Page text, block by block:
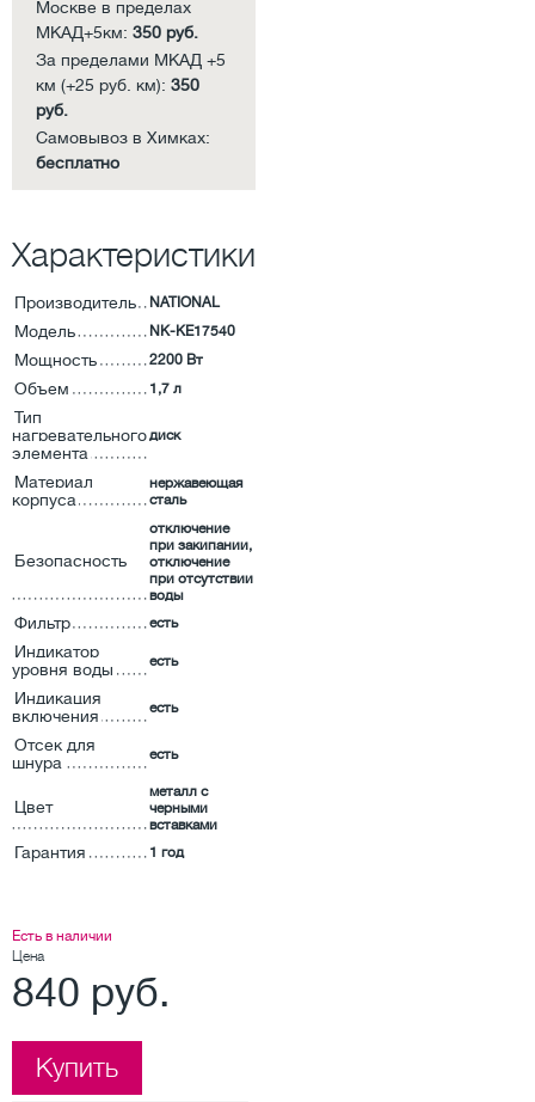
Москве в пределах
МКАД+5км: 350 руб.
За пределами МКАД +5
км (+25 руб. км): 350
руб.
Самовывоз в Химках:
бесплатно
Характеристики
Производитель NATIONAL
Модель NK-KE17540
Мощность 2200 Вт
Объем 1,7 л
Тип
нагревательного
элемента
диск
Материал
корпуса
нержавеющая
сталь
Безопасность
отключение
при закипании,
отключение
при отсутствии
воды
Фильтр есть
Индикатор
уровня воды
есть
Индикация
включения
есть
Отсек для
шнура
есть
Цвет
металл с
черными
вставками
Гарантия 1 год
Есть в наличии
Цена
840 руб.
Купить